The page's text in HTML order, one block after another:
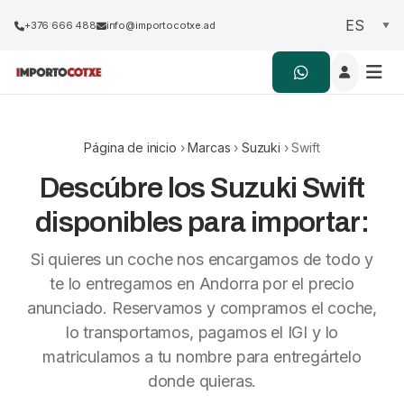
+376 666 488 info@importocotxe.ad
Página de inicio ›Marcas › Suzuki › Swift
Descúbre los Suzuki Swift
disponibles para importar:
Si quieres un coche nos encargamos de todo y
te lo entregamos en Andorra por el precio
anunciado. Reservamos y compramos el coche,
lo transportamos, pagamos el IGI y lo
matriculamos a tu nombre para entregártelo
donde quieras.